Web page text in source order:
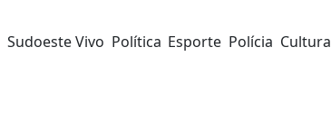
Sudoeste Vivo Política Esporte Polícia Cultura